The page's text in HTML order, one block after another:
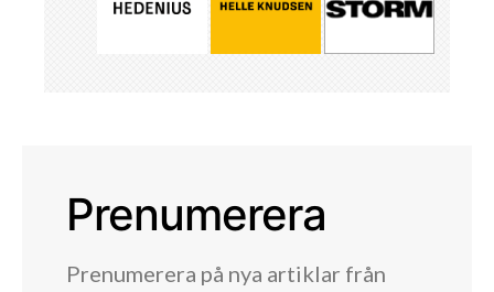
Prenumerera
Prenumerera på nya artiklar från